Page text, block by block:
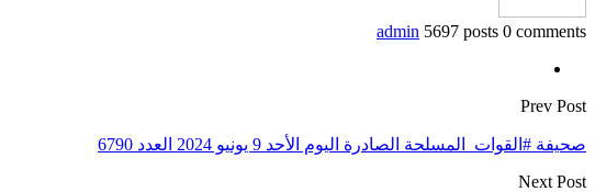
admin 5697 posts 0 comments
Prev Post
صحيفة #القوات_المسلحة الصادرة اليوم الأحد 9 يونيو 2024 العدد 6790
Next Post